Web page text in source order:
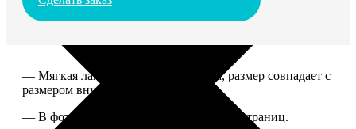
— Мягкая ламинированная обложка, размер совпадает с
размером внутреннего блока.
— В фотокниге может быть от 10 до 50 страниц.